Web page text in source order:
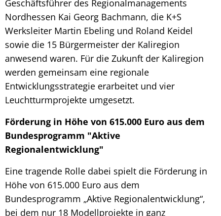
Geschäftsführer des Regionalmanagements
Nordhessen Kai Georg Bachmann, die K+S
Werksleiter Martin Ebeling und Roland Keidel
sowie die 15 Bürgermeister der Kaliregion
anwesend waren. Für die Zukunft der Kaliregion
werden gemeinsam eine regionale
Entwicklungsstrategie erarbeitet und vier
Leuchtturmprojekte umgesetzt.
Förderung in Höhe von 615.000 Euro aus dem
Bundesprogramm "Aktive
Regionalentwicklung"
Eine tragende Rolle dabei spielt die Förderung in
Höhe von 615.000 Euro aus dem
Bundesprogramm „Aktive Regionalentwicklung“,
bei dem nur 18 Modellprojekte in ganz